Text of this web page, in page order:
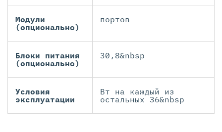
Модули
(опционально)
портов
Блоки питания
(опционально)
30,8&nbsp
Условия
эксплуатации
Вт на каждый из
остальных 36&nbsp